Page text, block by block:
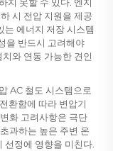
시 전압 지원을 제공
는 에너지 저장 시스템
을 반드시 고려해야
와 연동 가능한 견인
AC 철도 시스템으로
환함에 따라 변압기
화 고려사항은 극단
과하는 높은 주변 온
선정에 영향을 미친다.